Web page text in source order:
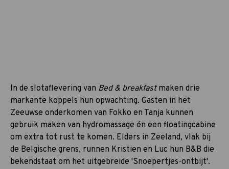
In de slotaflevering van Bed & breakfastmaken drie
markante koppels hun opwachting. Gasten in het
Zeeuwse onderkomen van Fokko en Tanja kunnen
gebruik maken van hydromassage én een floatingcabine
om extra tot rust te komen. Elders in Zeeland, vlak bij
de Belgische grens, runnen Kristien en Luc hun B&B die
bekendstaat om het uitgebreide 'Snoepertjes-ontbijt'.